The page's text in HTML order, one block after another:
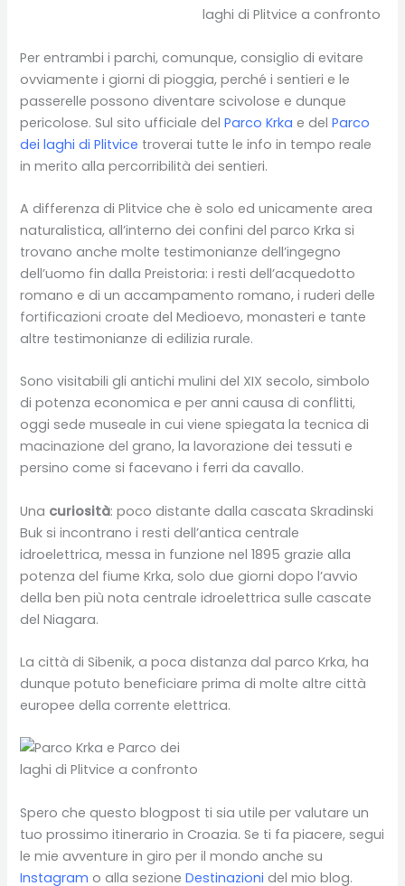
Per entrambi i parchi, comunque, consiglio di evitare
ovviamente i giorni di pioggia, perché i sentieri e le
passerelle possono diventare scivolose e dunque
pericolose. Sul sito ufficiale delParco Krka e delParco
dei laghi di Plitvice troverai tutte le info in tempo reale
in merito alla percorribilità dei sentieri.
A differenza di Plitvice che è solo ed unicamente area
naturalistica, all’interno dei confini del parco Krka si
trovano anche molte testimonianze dell’ingegno
dell’uomo fin dalla Preistoria: i resti dell’acquedotto
romano e di un accampamento romano, i ruderi delle
fortificazioni croate del Medioevo, monasteri e tante
altre testimonianze di edilizia rurale.
Sono visitabili gli antichi mulini del XIX secolo, simbolo
di potenza economica e per anni causa di conflitti,
oggi sede museale in cui viene spiegata la tecnica di
macinazione del grano, la lavorazione dei tessuti e
persino come si facevano i ferri da cavallo.
Una curiosità: poco distante dalla cascata Skradinski
Buk si incontrano i resti dell’antica centrale
idroelettrica, messa in funzione nel 1895 grazie alla
potenza del fiume Krka, solo due giorni dopo l’avvio
della ben più nota centrale idroelettrica sulle cascate
del Niagara.
La città di Sibenik, a poca distanza dal parco Krka, ha
dunque potuto beneficiare prima di molte altre città
europee della corrente elettrica.
Spero che questo blogpost ti sia utile per valutare un
tuo prossimo itinerario in Croazia. Se ti fa piacere, segui
le mie avventure in giro per il mondo anche su
Instagram o alla sezioneDestinazioni del mio blog.